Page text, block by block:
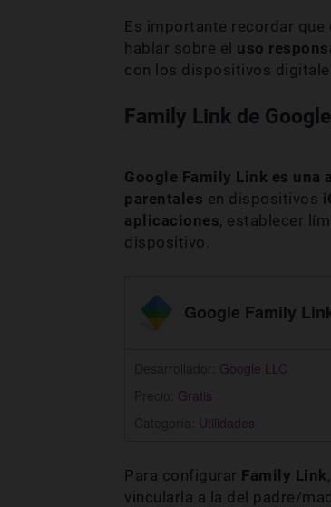
Es importante recordar
hablar sobre el uso
con los dispositivos
Family Link de
Google Family Link es una
parentales en dispositivos
aplicaciones, establecer
dispositivo.
Google Family
Google LLC
Gratis
Utilidades
Para configurar Family Link
vincularla a la del padre/